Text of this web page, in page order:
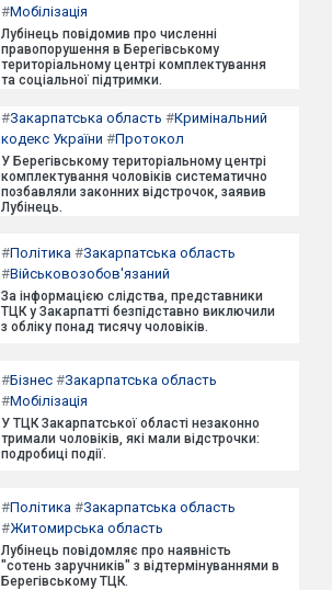
#Мобілізація
Лубінець повідомив про численні
правопорушення в Берегівському
територіальному центрі комплектування
та соціальної підтримки.
#Закарпатська область #Кримінальний
кодекс України #Протокол
У Берегівському територіальному центрі
комплектування чоловіків систематично
позбавляли законних відстрочок, заявив
Лубінець.
#Політика #Закарпатська область
#Військовозобов'язаний
За інформацією слідства, представники
ТЦК у Закарпатті безпідставно виключили
з обліку понад тисячу чоловіків.
#Бізнес #Закарпатська область
#Мобілізація
У ТЦК Закарпатської області незаконно
тримали чоловіків, які мали відстрочки:
подробиці події.
#Політика #Закарпатська область
#Житомирська область
Лубінець повідомляє про наявність
"сотень заручників" з відтермінуваннями в
Берегівському ТЦК.